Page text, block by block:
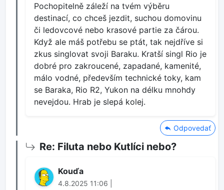
Pochopitelně záleží na tvém výběru
destinací, co chceš jezdit, suchou domovinu
či ledovcové nebo krasové partie za čárou.
Když ale máš potřebu se ptát, tak nejdříve si
zkus singlovat svoji Baraku. Kratší singl Rio je
dobré pro zakroucené, zapadané, kamenité,
málo vodné, především technické toky, kam
se Baraka, Rio R2, Yukon na délku mnohdy
nevejdou. Hrab je slepá kolej.
Odpovedať
Re: Filuta nebo Kutlíci nebo?
Kouďa
4.8.2025 11:06 |